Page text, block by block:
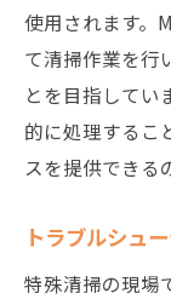
使用されます。
て清掃作業を行
とを目指してい
的に処理するこ
スを提供できる
トラブルシュ
特殊清掃の現場